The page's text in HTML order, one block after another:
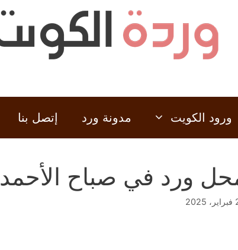
ورود الكويت مدونة ورد إتصل بنا
ورد في صباح الأحمد